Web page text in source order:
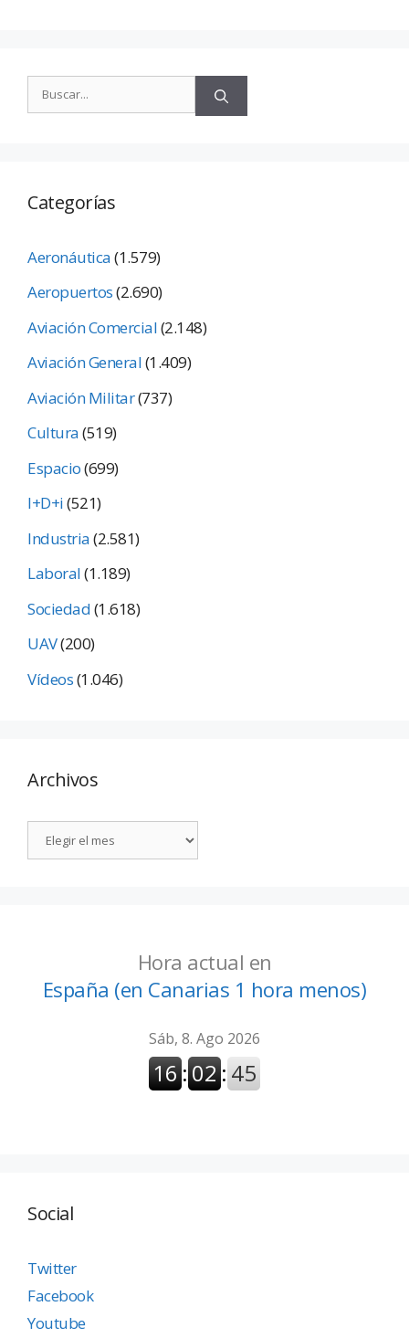
Categorías
Aeronáutica(1.579)
Aeropuertos(2.690)
Aviación Comercial(2.148)
Aviación General(1.409)
Aviación Militar(737)
Cultura(519)
Espacio(699)
I+D+i(521)
Industria(2.581)
Laboral(1.189)
Sociedad(1.618)
UAV(200)
Vídeos(1.046)
Archivos
Hora actual en
España (en Canarias 1 hora menos)
Social
Twitter
Facebook
Youtube